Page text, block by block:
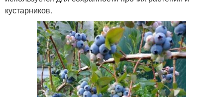
кустарников.